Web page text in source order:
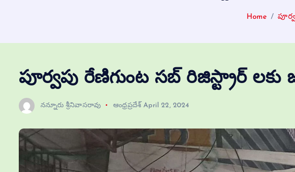
Home
పూర్వపు రేణిగుంట సబ్ రిజిస్ట్రార్
నన్నూరు శ్రీనివాసరావు ఆంధ్రప్రదేశ్ April 22, 2024